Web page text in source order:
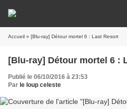
Accueil » [Blu-ray] Détour mortel 6 : Last Resort
[Blu-ray] Détour mortel 6 :
Publié le 06/10/2016 à 23:53
Par le loup celeste